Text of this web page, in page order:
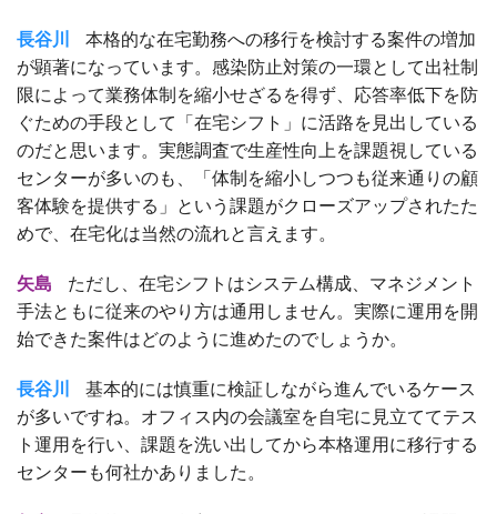
長谷川
本格的な在宅勤務への移行を検討する案件の増加
が顕著になっています。感染防止対策の一環として出社制
限によって業務体制を縮小せざるを得ず、応答率低下を防
ぐための手段として「在宅シフト」に活路を見出している
のだと思います。実態調査で生産性向上を課題視している
センターが多いのも、「体制を縮小しつつも従来通りの顧
客体験を提供する」という課題がクローズアップされたた
めで、在宅化は当然の流れと言えます。
矢島
ただし、在宅シフトはシステム構成、マネジメント
手法ともに従来のやり方は通用しません。実際に運用を開
始できた案件はどのように進めたのでしょうか。
長谷川
基本的には慎重に検証しながら進んでいるケース
が多いですね。オフィス内の会議室を自宅に見立ててテス
ト運用を行い、課題を洗い出してから本格運用に移行する
センターも何社かありました。